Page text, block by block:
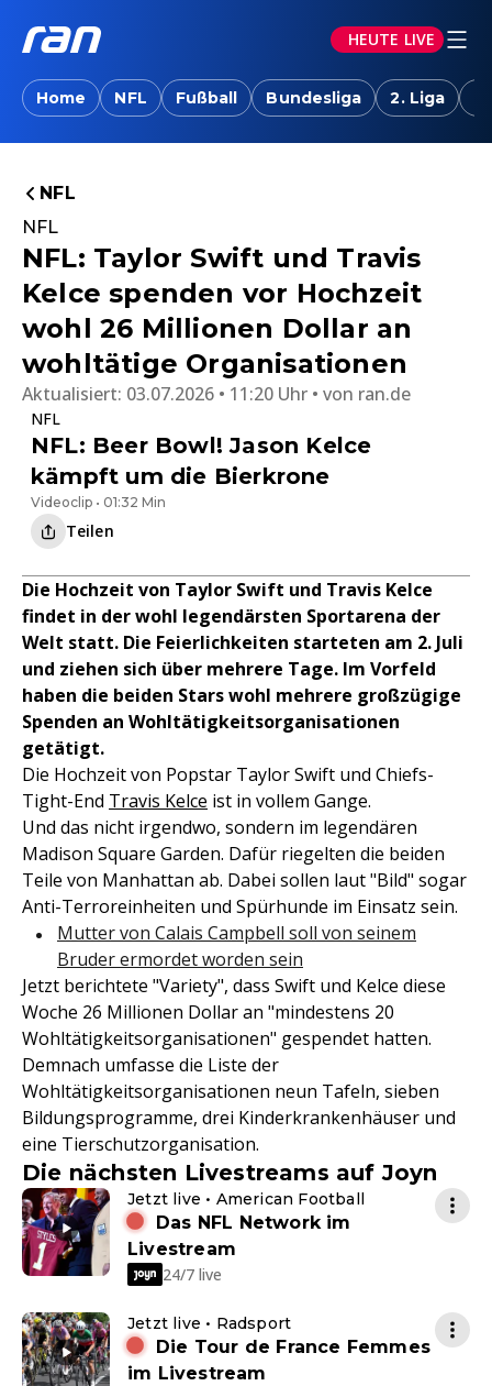
HEUTE LIVE
Home NFL Fußball Bundesliga 2. Liga
NFL
NFL
NFL: Taylor Swift und Travis
Kelce spenden vor Hochzeit
wohl 26 Millionen Dollar an
wohltätige Organisationen
Aktualisiert: 03.07.2026 • 11:20 Uhr von ran.de
NFL
NFL: Beer Bowl! Jason Kelce
kämpft um die Bierkrone
Videoclip • 01:32 Min
Teilen
Die Hochzeit von Taylor Swift und Travis Kelce
findet in der wohl legendärsten Sportarena der
Welt statt. Die Feierlichkeiten starteten am 2. Juli
und ziehen sich über mehrere Tage. Im Vorfeld
haben die beiden Stars wohl mehrere großzügige
Spenden an Wohltätigkeitsorganisationen
getätigt.
Die Hochzeit von Popstar Taylor Swift und Chiefs-
Tight-End Travis Kelce ist in vollem Gange.
Und das nicht irgendwo, sondern im legendären
Madison Square Garden. Dafür riegelten die beiden
Teile von Manhattan ab. Dabei sollen laut "Bild" sogar
Anti-Terroreinheiten und Spürhunde im Einsatz sein.
Mutter von Calais Campbell soll von seinem
Bruder ermordet worden sein
Jetzt berichtete "Variety", dass Swift und Kelce diese
Woche 26 Millionen Dollar an "mindestens 20
Wohltätigkeitsorganisationen" gespendet hatten.
Demnach umfasse die Liste der
Wohltätigkeitsorganisationen neun Tafeln, sieben
Bildungsprogramme, drei Kinderkrankenhäuser und
eine Tierschutzorganisation.
Die nächsten Livestreams auf Joyn
Jetzt live • American Football
Das NFL Network im
Livestream
24/7 live
Jetzt live • Radsport
Die Tour de France Femmes
im Livestream